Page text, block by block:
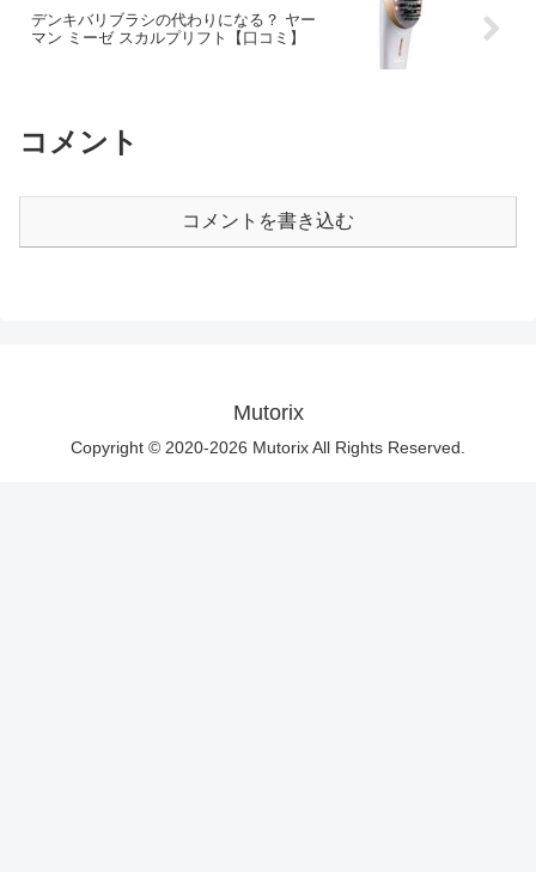
デンキバリブラシの代わりになる？ ヤー
マン ミーゼ スカルプリフト【口コミ】
コメント
コメントを書き込む
Mutorix
Copyright © 2020-2026 Mutorix All Rights Reserved.